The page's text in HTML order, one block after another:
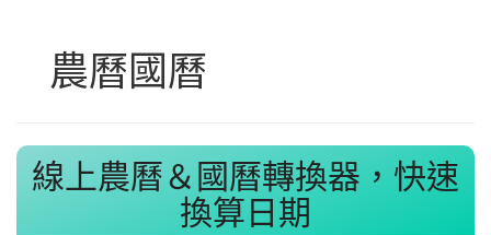
農曆國曆
線上農曆＆國曆轉換器，快速
換算日期